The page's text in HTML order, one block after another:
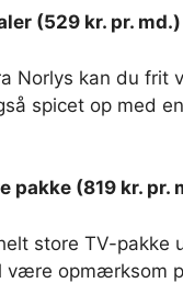
(529 kr. pr. md.)
Norlys kan du
spicet op med
pakke (819 kr. pr.
store TV-pakke
være opmærksom